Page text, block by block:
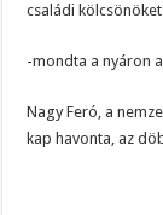
családi
-mondta a nyáron
Nagy Feró, a
kap havonta, az